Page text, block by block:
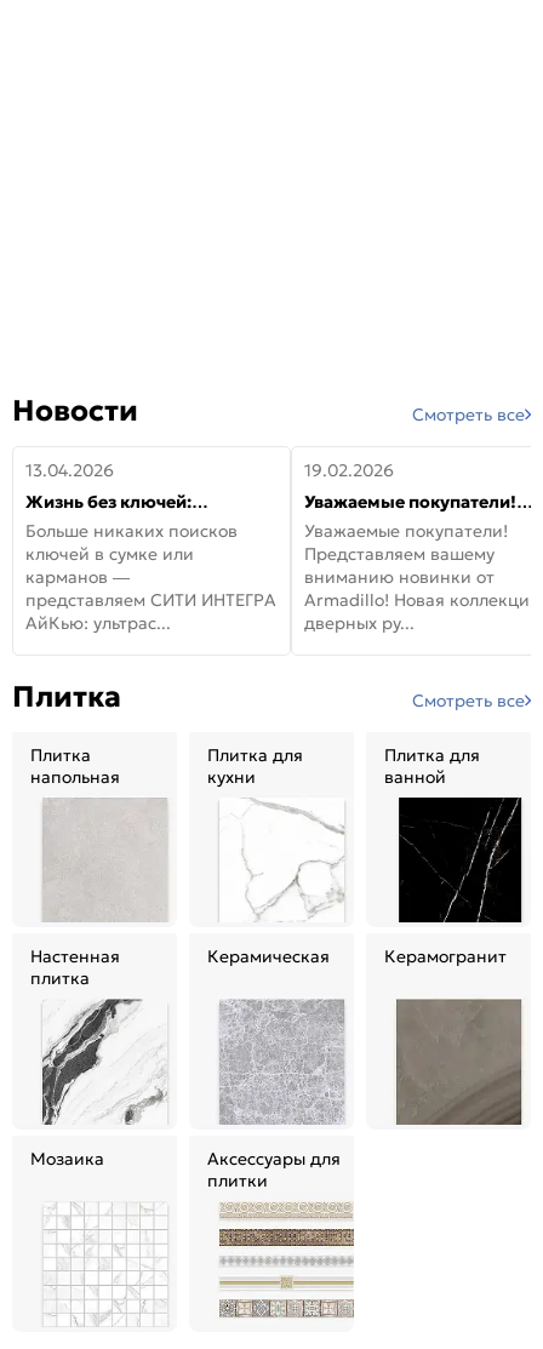
Новости Смотреть все
13.04.2026
Жизнь без ключей:
встречайте новую дверь
СИТИ ИНТЕГРА АйКью!
Больше никаких поисков
ключей в сумке или
карманов —
представляем СИТИ ИНТЕГРА
АйКью: ультрас...
19.02.2026
Уважаемые покупатели!
Представляем вашему
вниманию новинки от
Armadillo!
Уважаемые покупатели!
Представляем вашему
вниманию новинки от
Armadillo! Новая коллекция
дверных ру...
Плитка Смотреть все
Плитка
напольная
Плитка для
кухни
Плитка для
ванной
Настенная
плитка
Керамическая Керамогранит
Мозаика
Аксессуары для
плитки